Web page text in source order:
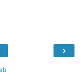
›